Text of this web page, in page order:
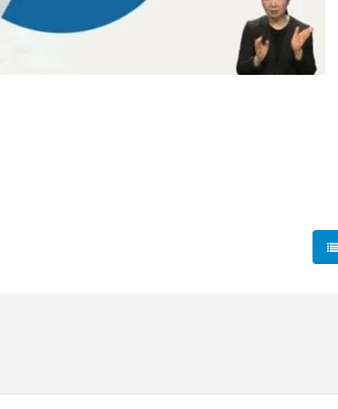
기존 경력을 ‘처음부터’ 다시 시작해야 할 처지